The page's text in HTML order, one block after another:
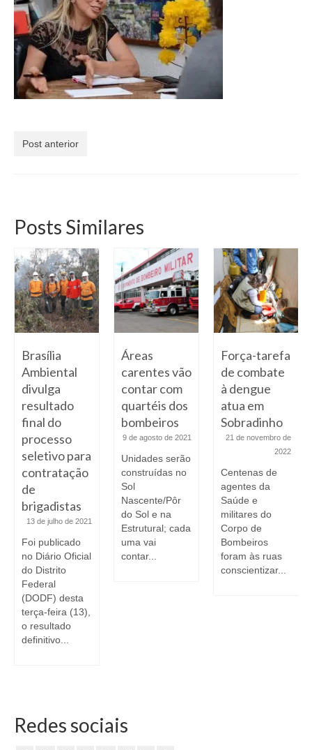
Currículo
Post anterior
Posts Similares
Brasília
Ambiental
divulga
resultado
final do
processo
seletivo para
contratação
de
brigadistas
13 de julho de 2021
Foi publicado
no Diário Oficial
do Distrito
Federal
(DODF) desta
terça-feira (13),
o resultado
definitivo...
Áreas
carentes vão
contar com
quartéis dos
bombeiros
9 de agosto de 2021
Unidades serão
construídas no
Sol
Nascente/Pôr
do Sol e na
Estrutural; cada
uma vai
contar...
Força-tarefa
de combate
à dengue
atua em
Sobradinho
21 de novembro de
2022
Centenas de
agentes da
Saúde e
militares do
Corpo de
Bombeiros
foram às ruas
conscientizar...
Redes sociais